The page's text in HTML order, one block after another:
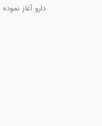
دارو آغاز